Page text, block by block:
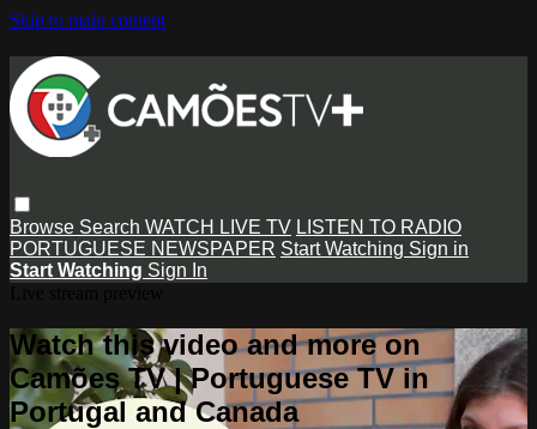
Skip to main content
Browse Search WATCH LIVE TV LISTEN TO RADIO
PORTUGUESE NEWSPAPER Start Watching Sign in
Start Watching Sign In
Watch this video and more on
Camões TV | Portuguese TV in
Portugal and Canada